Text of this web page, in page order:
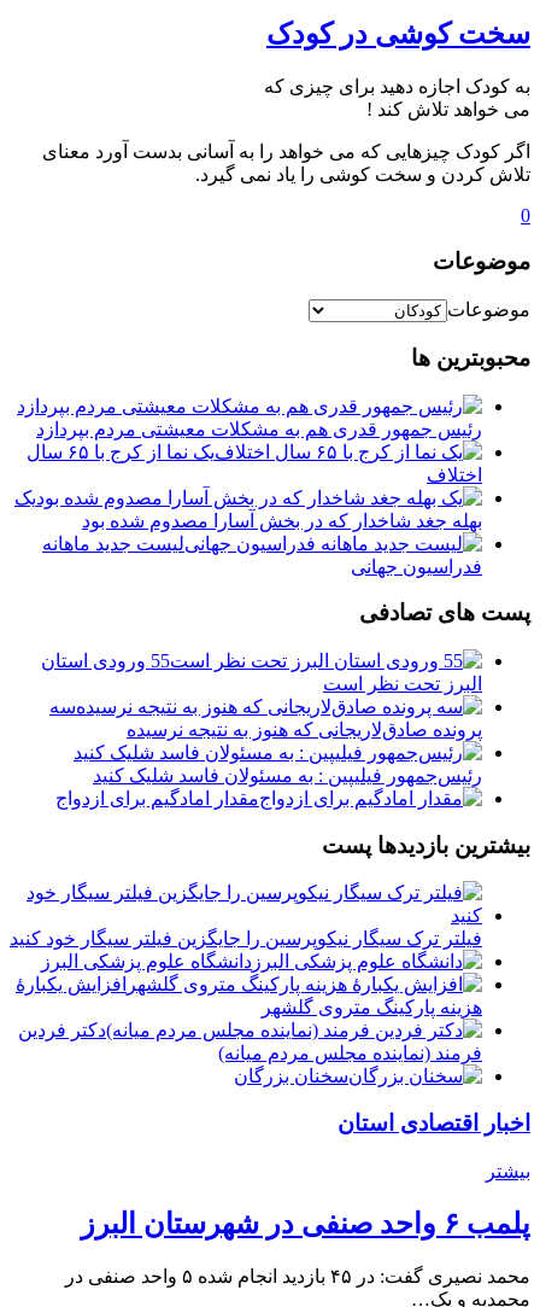
سخت کوشی در کودک
به کودک اجازه دهید برای چیزی که
می خواهد تلاش کند !
اگر کودک چیزهایی که می خواهد را به آسانی بدست آورد معنای
تلاش کردن و سخت کوشی را یاد نمی گیرد.
0
موضوعات
موضوعات
محبوبترین ها
رئیس جمهور قدری هم به مشکلات معیشتی مردم بپردازد
یک نما از کرج با ۶۵ سال
اختلاف
یک
بهله جغد شاخدار که در بخش آسارا مصدوم شده بود
لیست جدید ماهانه
فدراسیون جهانی
پست های تصادفی
55 ورودی استان
البرز تحت نظر است
سه
پرونده ‎صادق‌‌لاریجانی که هنوز به نتیجه نرسیده
رئیس‌جمهور فیلیپین : به مسئولان فاسد شلیک کنید
مقدار امادگیم برای ازدواج
بیشترین بازدیدها پست
فیلتر ترک سیگار نیکوپرسین را جایگزین فیلتر سیگار خود کنید
دانشگاه علوم پزشکی البرز
افزایش یکبارۀ
هزینه پارکینگ متروی گلشهر
دكتر فردين
فرمند (نماينده مجلس مردم میانه)
سخنان بزرگان
اخبار اقتصادی استان
بیشتر
پلمب ۶ واحد صنفی در شهرستان البرز
محمد نصیری گفت: در ۴۵ بازدید انجام شده ۵ واحد صنفی در
محمدیه و یک…